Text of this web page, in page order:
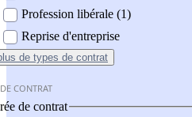
Profession libérale (1)
Reprise d'entreprise
de types de contrat
CONTRAT
de contrat